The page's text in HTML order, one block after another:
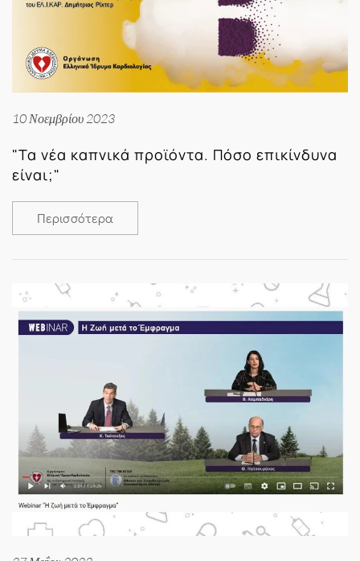
10 Νοεμβρίου 2023
"Τα νέα καπνικά προϊόντα. Πόσο επικίνδυνα
είναι;"
Περισσότερα